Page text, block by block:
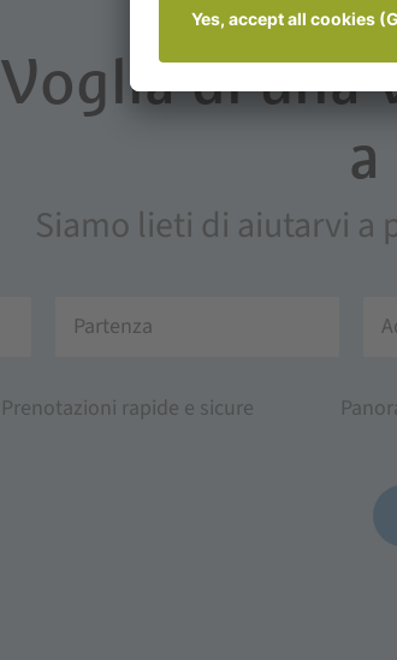
Voglia di una
Siamo lieti di aiutarvi a
Prenotazioni rapide e sicure